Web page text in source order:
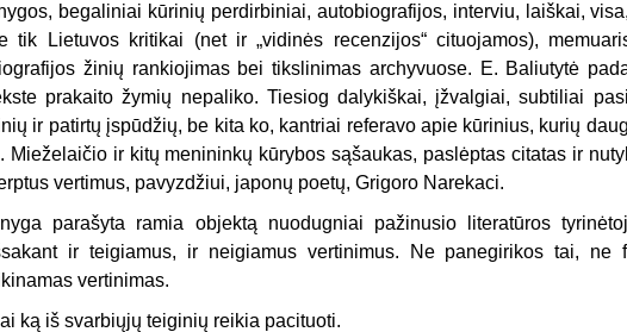
begaliniai kūrinių perdirbiniai, autobiografijos, interviu, laiškai,
tik Lietuvos kritikai (net ir „vidinės recenzijos“ cituojamos),
žinių rankiojimas bei tikslinimas archyvuose. E. Baliutytė
prakaito žymių nepaliko. Tiesiog dalykiškai, įžvalgiai, subtiliai
ir patirtų įspūdžių, be kita ko, kantriai referavo apie kūrinius, kurių
Mieželaičio ir kitų menininkų kūrybos sąšaukas, paslėptas citatas ir
vertimus, pavyzdžiui, japonų poetų, Grigoro Narekaci.
parašyta ramia objektą nuodugniai pažinusio literatūros
ir teigiamus, ir neigiamus vertinimus. Ne panegirikos tai, ne
vertinimas.
ką iš svarbiųjų teiginių reikia pacituoti.